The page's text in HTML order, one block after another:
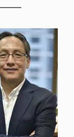
成功爭取囚犯應有憲法
為區議會及民政事務
廈物業管理的法律。